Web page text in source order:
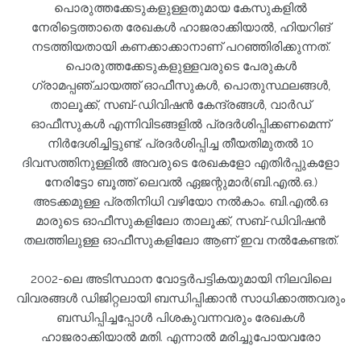
പൊരുത്തക്കേടുകളുള്ളതുമായ കേസുകളിൽ
നേരിട്ടെത്താതെ രേഖകൾ ഹാജരാക്കിയാൽ, ഹിയറിങ്
നടത്തിയതായി കണക്കാക്കാനാണ് പറഞ്ഞിരിക്കുന്നത്.
പൊരുത്തക്കേടുകളുള്ളവരുടെ പേരുകൾ
ഗ്രാമപ്പഞ്ചായത്ത് ഓഫീസുകൾ, പൊതുസ്ഥലങ്ങൾ,
താലൂക്ക്, സബ്-ഡിവിഷൻ കേന്ദ്രങ്ങൾ, വാർഡ്
ഓഫീസുകൾ എന്നിവിടങ്ങളിൽ പ്രദർശിപ്പിക്കണമെന്ന്
നിർദേശിച്ചിട്ടുണ്ട്. പ്രദർശിപ്പിച്ച തീയതിമുതൽ 10
ദിവസത്തിനുള്ളിൽ അവരുടെ രേഖകളോ എതിർപ്പുകളോ
നേരിട്ടോ ബൂത്ത് ലെവൽ ഏജന്റുമാർ(ബി.എൽ.ഒ.)
അടക്കമുള്ള പ്രതിനിധി വഴിയോ നൽകാം. ബി.എൽ.ഒ
മാരുടെ ഓഫീസുകളിലോ താലൂക്ക്, സബ്-ഡിവിഷൻ
തലത്തിലുള്ള ഓഫീസുകളിലോ ആണ് ഇവ നൽകേണ്ടത്.
2002-ലെ അടിസ്ഥാന വോട്ടർപട്ടികയുമായി നിലവിലെ
വിവരങ്ങൾ ഡിജിറ്റലായി ബന്ധിപ്പിക്കാൻ സാധിക്കാത്തവരും
ബന്ധിപ്പിച്ചപ്പോൾ പിശകുവന്നവരും രേഖകൾ
ഹാജരാക്കിയാൽ മതി. എന്നാൽ മരിച്ചുപോയവരോ